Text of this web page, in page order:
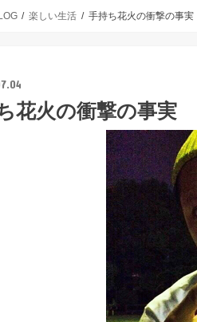
楽しい生活 手持ち花火の衝撃の事実
花火の衝撃の事実